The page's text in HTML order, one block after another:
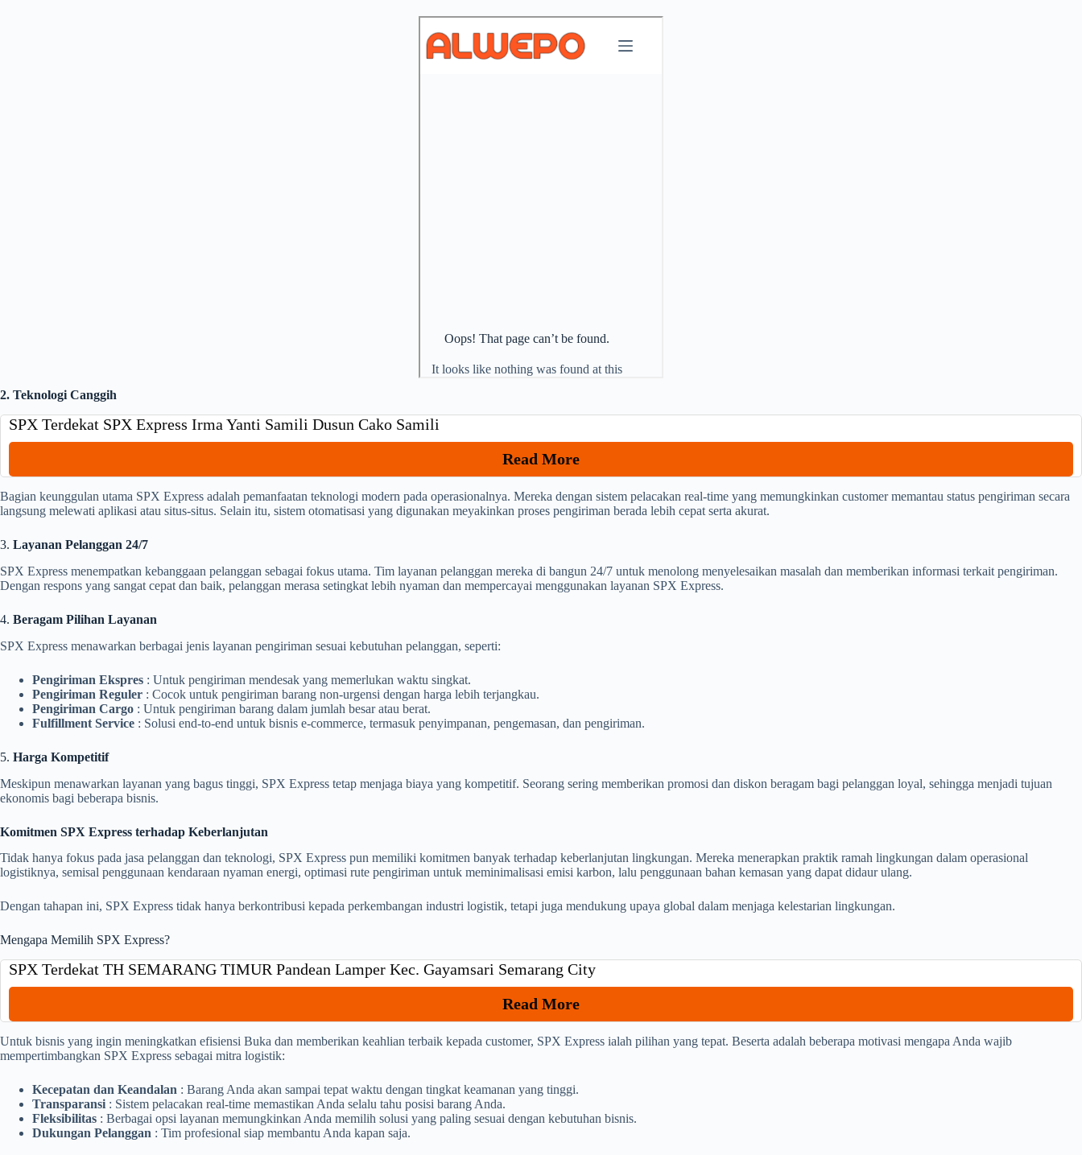
2. Teknologi Canggih
SPX Terdekat SPX Express Irma Yanti Samili Dusun Cako Samili
Read More
Bagian keunggulan utama SPX Express adalah pemanfaatan teknologi modern pada operasionalnya. Mereka dengan sistem pelacakan real-time yang memungkinkan customer memantau status pengiriman secara
langsung melewati aplikasi atau situs-situs. Selain itu, sistem otomatisasi yang digunakan meyakinkan proses pengiriman berada lebih cepat serta akurat.
3. Layanan Pelanggan 24/7
SPX Express menempatkan kebanggaan pelanggan sebagai fokus utama. Tim layanan pelanggan mereka di bangun 24/7 untuk menolong menyelesaikan masalah dan memberikan informasi terkait pengiriman.
Dengan respons yang sangat cepat dan baik, pelanggan merasa setingkat lebih nyaman dan mempercayai menggunakan layanan SPX Express.
4. Beragam Pilihan Layanan
SPX Express menawarkan berbagai jenis layanan pengiriman sesuai kebutuhan pelanggan, seperti:
Pengiriman Ekspres : Untuk pengiriman mendesak yang memerlukan waktu singkat.
Pengiriman Reguler : Cocok untuk pengiriman barang non-urgensi dengan harga lebih terjangkau.
Pengiriman Cargo : Untuk pengiriman barang dalam jumlah besar atau berat.
Fulfillment Service : Solusi end-to-end untuk bisnis e-commerce, termasuk penyimpanan, pengemasan, dan pengiriman.
5. Harga Kompetitif
Meskipun menawarkan layanan yang bagus tinggi, SPX Express tetap menjaga biaya yang kompetitif. Seorang sering memberikan promosi dan diskon beragam bagi pelanggan loyal, sehingga menjadi tujuan
ekonomis bagi beberapa bisnis.
Komitmen SPX Express terhadap Keberlanjutan
Tidak hanya fokus pada jasa pelanggan dan teknologi, SPX Express pun memiliki komitmen banyak terhadap keberlanjutan lingkungan. Mereka menerapkan praktik ramah lingkungan dalam operasional
logistiknya, semisal penggunaan kendaraan nyaman energi, optimasi rute pengiriman untuk meminimalisasi emisi karbon, lalu penggunaan bahan kemasan yang dapat didaur ulang.
Dengan tahapan ini, SPX Express tidak hanya berkontribusi kepada perkembangan industri logistik, tetapi juga mendukung upaya global dalam menjaga kelestarian lingkungan.
Mengapa Memilih SPX Express?
SPX Terdekat TH SEMARANG TIMUR Pandean Lamper Kec. Gayamsari Semarang City
Read More
Untuk bisnis yang ingin meningkatkan efisiensi Buka dan memberikan keahlian terbaik kepada customer, SPX Express ialah pilihan yang tepat. Beserta adalah beberapa motivasi mengapa Anda wajib
mempertimbangkan SPX Express sebagai mitra logistik:
Kecepatan dan Keandalan : Barang Anda akan sampai tepat waktu dengan tingkat keamanan yang tinggi.
Transparansi : Sistem pelacakan real-time memastikan Anda selalu tahu posisi barang Anda.
Fleksibilitas : Berbagai opsi layanan memungkinkan Anda memilih solusi yang paling sesuai dengan kebutuhan bisnis.
Dukungan Pelanggan : Tim profesional siap membantu Anda kapan saja.